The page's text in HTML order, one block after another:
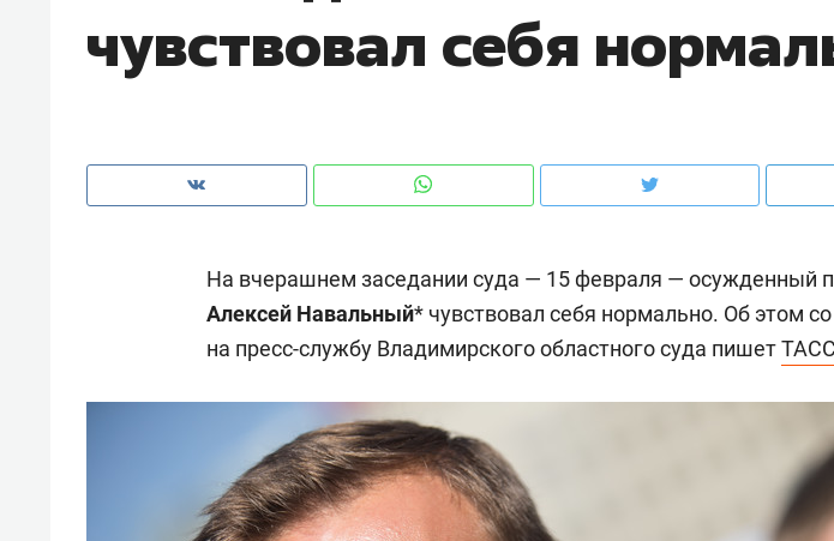
чувствовал себя
На вчерашнем заседании суда — 15 февраля — осужденный
Алексей Навальный* чувствовал себя нормально. Об этом
на пресс-службу Владимирского областного суда пишетТАСС
рынки, почему надо знать аксакалов и
чем интересен Оман?
клиентах и чудных запросах
Как ГК «МИР ГРУПП» и ВТБ
создают оазис жилого
комфорта под Казанью
Рекомендуем
150 камер до квартиры и Face
ID вместо ключа: какой будет
безопасность в ЖК «Нова»